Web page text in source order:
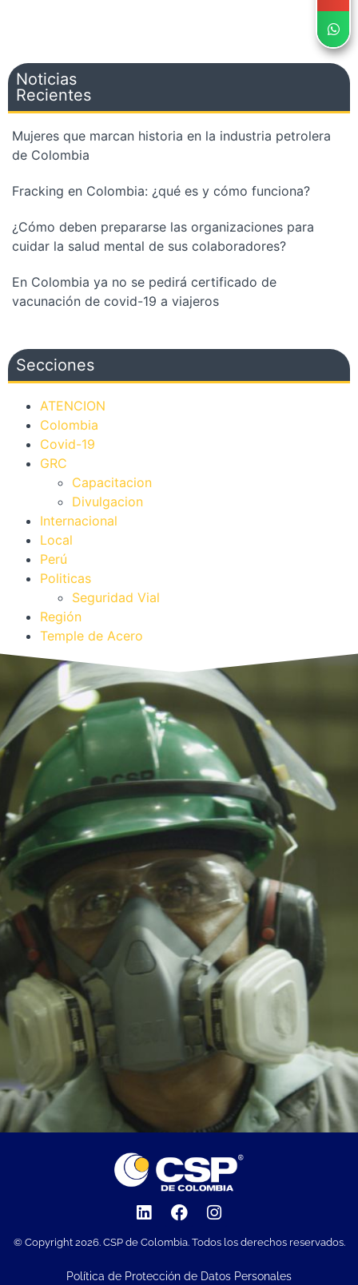
Noticias
Recientes
Mujeres que marcan historia en la industria petrolera
de Colombia
Fracking en Colombia: ¿qué es y cómo funciona?
¿Cómo deben prepararse las organizaciones para
cuidar la salud mental de sus colaboradores?
En Colombia ya no se pedirá certificado de
vacunación de covid-19 a viajeros
Secciones
ATENCION
Colombia
Covid-19
GRC
Capacitacion
Divulgacion
Internacional
Local
Perú
Politicas
Seguridad Vial
Región
Temple de Acero
© Copyright 2026. CSP de Colombia. Todos los derechos reservados.
Política de Protección de Datos Personales